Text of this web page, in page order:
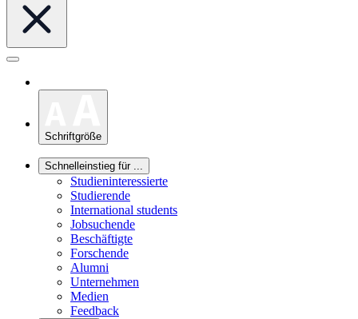
Schriftgröße
Schnelleinstieg für ...
Studieninteressierte
Studierende
International students
Jobsuchende
Beschäftigte
Forschende
Alumni
Unternehmen
Medien
Feedback